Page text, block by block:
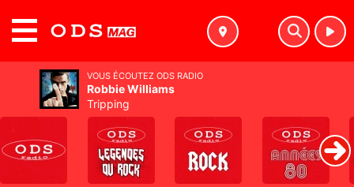
VOUS ÉCOUTEZ ODS RADIO
Robbie Williams
Tripping